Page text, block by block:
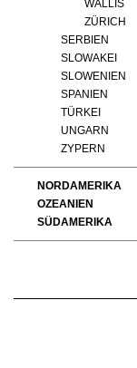
WALLIS
ZÜRICH
SERBIEN
SLOWAKEI
SLOWENIEN
SPANIEN
TÜRKEI
UNGARN
ZYPERN
NORDAMERIKA
OZEANIEN
SÜDAMERIKA